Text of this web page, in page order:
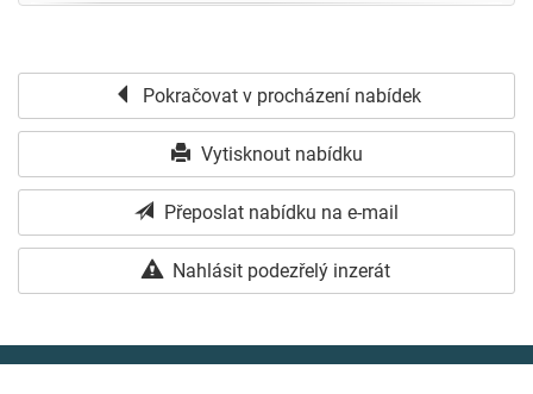
Pokračovat v procházení nabídek
Vytisknout nabídku
Přeposlat nabídku na e-mail
Nahlásit podezřelý inzerát